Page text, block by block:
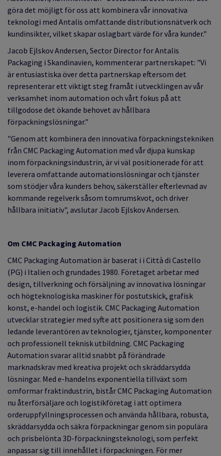
göra det möjligt för oss att kombinera vår innovativa
teknologi med Antalis omfattande distributionsnätverk och
kundinsikter, vilket skapar oslagbart värde för våra kunder."
Jacob Ejlskov Andersen, Sector Director for Antalis
Packaging i Skandinavien, kommenterar partnerskapet: "Vi
är entusiastiska över detta partnerskap eftersom det
representerar ett viktigt steg framåt i utvecklingen av vår
verksamhet inom automation och vårt fokus på att
tillgodose det ökande behovet av hållbara
förpackningslösningar."
"Genom att kombinera den innovativa förpackningstekniken
från CMC Packaging Automation med vår djupa kunskap
inom förpackningsindustrin, är vi väl positionerade för att
leverera omfattande automationslösningar och tjänster
som stödjer våra kunders behov, säkerställer efterlevnad av
kommande regelverk såsom tomrumskvot, och driver
hållbara initiativ", avslutar Jacob Ejlskov Andersen.
Om CMC Packaging Automation
CMC Packaging Automation är baserat i i Città di Castello
(PG) i Italien och grundades 1980. Företaget arbetar med
design, tillverkning och försäljning av innovativa lösningar
och högteknologiska maskiner för postutskick, grafisk
konst, e-handel och logistik. CMC Packaging Automation
utvecklar strategier med syfte att positionera sig som den
ledande leverantören av teknologier, tjänster, komponenter
och professionell teknisk utbildning. CMC Packaging
Automation svarar alltid snabbt på förändrade
marknadskrav med kreativa projekt och skräddarsydda
lösningar. Med e-handelns exponentiella tillväxt som
omformar fraktindustrin, bistår CMC Packaging Automation
nu återförsäljare och logistikföretag i att optimera
orderuppfyllningsprocessen och använda hållbara, robusta,
skräddarsydda och säkra förpackningar genom sin populära
och prisbelönta 3D-förpackningsteknologi, som perfekt
anpassar sig till innehållet i förpackningen. För mer